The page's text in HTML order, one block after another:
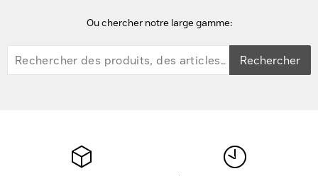
Ou chercher notre large gamme:
Rechercher